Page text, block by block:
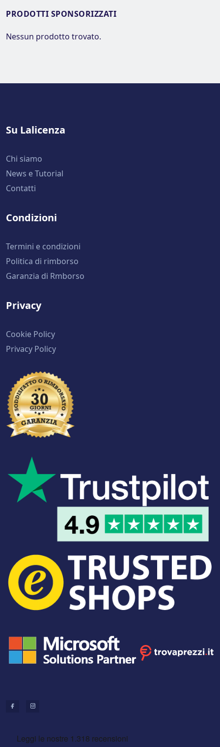
PRODOTTI SPONSORIZZATI
Nessun prodotto trovato.
Su Lalicenza
Chi siamo
News e Tutorial
Contatti
Condizioni
Termini e condizioni
Politica di rimborso
Garanzia di Rmborso
Privacy
Cookie Policy
Privacy Policy